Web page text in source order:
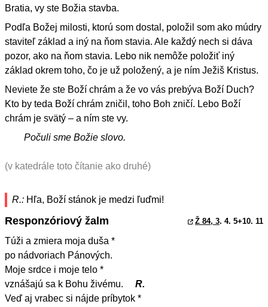
Bratia, vy ste Božia stavba.
Podľa Božej milosti, ktorú som dostal, položil som ako múdry
staviteľ základ a iný na ňom stavia. Ale každý nech si dáva
pozor, ako na ňom stavia. Lebo nik nemôže položiť iný
základ okrem toho, čo je už položený, a je ním Ježiš Kristus.
Neviete že ste Boží chrám a že vo vás prebýva Boží Duch?
Kto by teda Boží chrám zničil, toho Boh zničí. Lebo Boží
chrám je svätý – a ním ste vy.
Počuli sme Božie slovo.
(v katedrále toto čítanie ako druhé)
R.: Hľa, Boží stánok je medzi ľuďmi!
Responzóriový žalm Ž 84, 3. 4. 5+10. 11
Túži a zmiera moja duša *
po nádvoriach Pánových.
Moje srdce i moje telo *
vznášajú sa k Bohu živému.
R.
Veď aj vrabec si nájde príbytok *